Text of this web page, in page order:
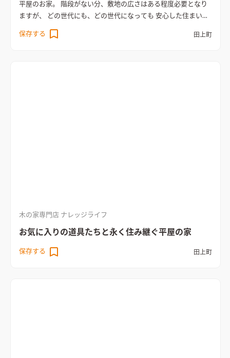
平屋のお家。 階段がない分、敷地の広さはある程度必要となり
ますが、 どの世代にも、どの世代になっても 安心した住まいに
なります。 階段がない生活は、快適そのもの。
保存する
田上町
木の家専門店 ナレッジライフ
お気に入りの道具たちと永く住み継ぐ平屋の家
保存する 田上町